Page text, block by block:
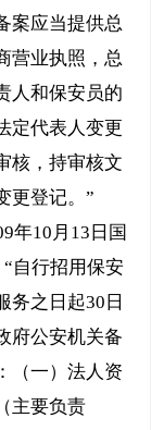
案应当提供总
营业执照，总
人和保安员的
定代表人变更
核，持审核文
更登记。”
年10月13日国
自行招用保安
务之日起30日
府公安机关备
（一）法人资
主要负责